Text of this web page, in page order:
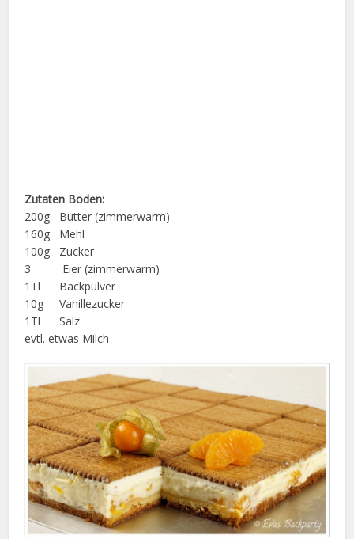
Zutaten Boden:
200g Butter (zimmerwarm)
160g Mehl
100g Zucker
3 Eier (zimmerwarm)
1Tl Backpulver
10g Vanillezucker
1Tl Salz
evtl. etwas Milch